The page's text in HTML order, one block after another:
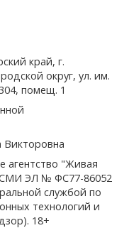
край, г.
округ, ул. им.
помещ. 1
Викторовна
агентство "Живая
СМИ ЭЛ № ФС77-86052
службой по
технологий и
18+